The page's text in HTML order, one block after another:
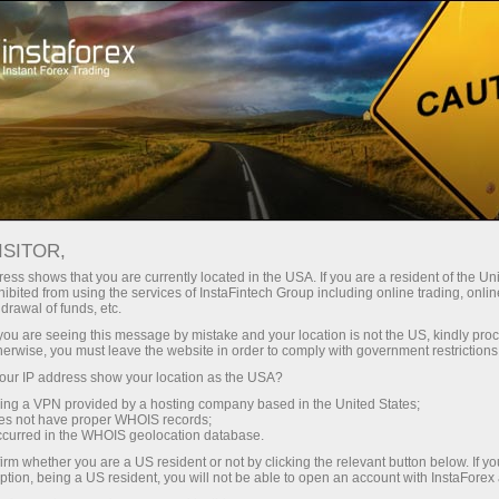
Трейдерам Форекс аналитика
Форекс ТВ
Форекс-ТВ: календарь
Календарь трейдера на 28 марта: В
тарифной игре Трампа победителей не
будет?
shows that you are currently located in the USA. If you are a resident of the
from using the services of InstaFintech Group including online trading,
of funds, etc.
are seeing this message by mistake and your location is not the US, kindly
you must leave the website in order to comply with government
IP address show your location as the USA?
a VPN provided by a hosting company based in the United States;
not have proper WHOIS records;
in the WHOIS geolocation database.
whether you are a US resident or not by clicking the relevant button below. If
being a US resident, you will not be able to open an account with InstaForex